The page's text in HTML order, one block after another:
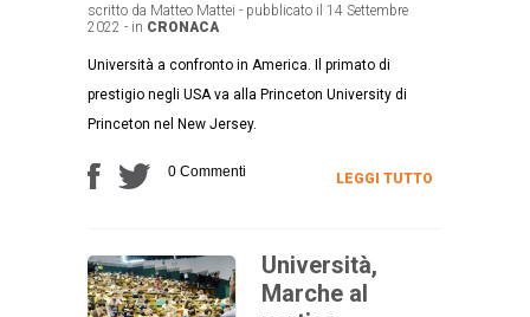
scritto da Matteo Mattei - pubblicato il 14 Settembre
2022 - in CRONACA
Università a confronto in America. Il primato di
prestigio negli USA va alla Princeton University di
Princeton nel New Jersey.
0 Commenti LEGGI TUTTO
Università,
Marche al